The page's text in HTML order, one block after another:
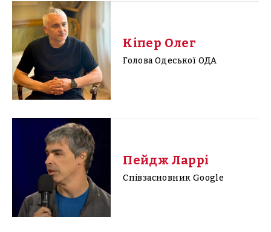
Кіпер Олег
Голова Одеської ОДА
Пейдж Ларрі
Співзасновник Google